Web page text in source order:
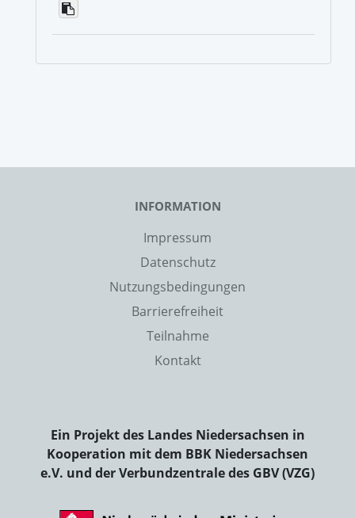
INFORMATION
Impressum
Datenschutz
Nutzungsbedingungen
Barrierefreiheit
Teilnahme
Kontakt
Ein Projekt des Landes Niedersachsen in
Kooperation mit dem BBK Niedersachsen
e.V. und der Verbundzentrale des GBV (VZG)